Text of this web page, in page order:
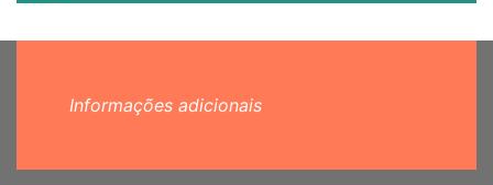
Informações adicionais